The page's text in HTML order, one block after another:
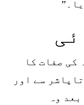
کی صفات کا
سے اور
وہ